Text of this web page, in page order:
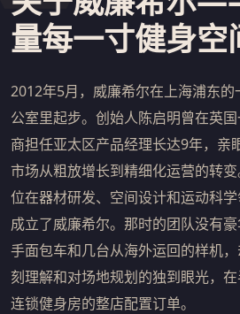
量每一寸健身空
2012年5月，威廉希尔在上海浦东
公室里起步。创始人陈启明曾在英
商担任亚太区产品经理长达9年，亲
市场从粗放增长到精细化运营的转
位在器材研发、空间设计和运动科学
成立了威廉希尔。那时的团队没有
手面包车和几台从海外运回的样机
刻理解和对场地规划的独到眼光，
连锁健身房的整店配置订单。